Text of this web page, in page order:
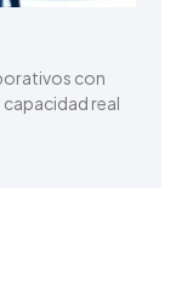
con
real